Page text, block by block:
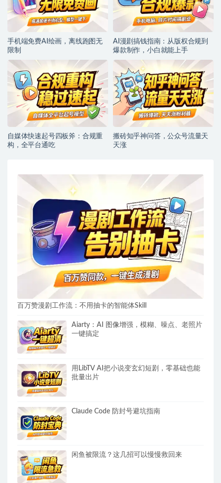
手机端免费AI绘画，离线跑图无
限制
AI漫剧搞钱指南：从版权合规到
爆款制作，小白就能上手
自媒体快速起号四板斧：合规重
构，全平台通吃
搬砖知乎神问答，公众号流量天
天涨
百万赞漫剧工作流：不用抽卡的智能体Skill
Aiarty：AI 图像增强，模糊、噪点、老照片
一键搞定
用LibTV AI把小说变玄幻短剧，零基础也能
批量出片
Claude Code 防封号避坑指南
闲鱼被限流？这几招可以慢慢救回来